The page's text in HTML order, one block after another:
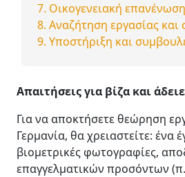
Οικογενειακή επανένωση
Αναζήτηση εργασίας και
Υποστήριξη και
Απαιτήσεις για βίζα και
Για να αποκτήσετε θεώρηση
Γερμανία, θα χρειαστείτε: ένα
βιομετρικές φωτογραφίες,
επαγγελματικών προσόντων